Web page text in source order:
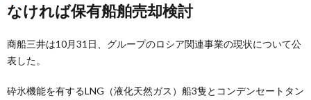
なければ保有船舶売却検討
商船三井は10月31日、グループのロシア関連事業の現状について公
表した。
砕氷機能を有するLNG（液化天然ガス）船3隻とコンデンセートタン